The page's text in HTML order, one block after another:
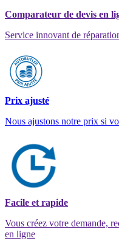
Comparateur de devis en
Service innovant de
Prix ajusté
Nous ajustons notre prix si
Facile et rapide
Vous créez votre demande,
en ligne